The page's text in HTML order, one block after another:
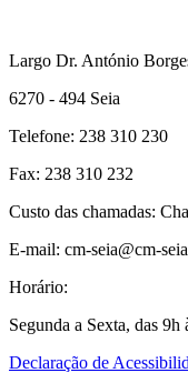
Largo Dr. António
6270 - 494 Seia
Telefone: 238 310 230
Fax: 238 310 232
Custo das chamadas:
E-mail: cm-seia@cm-
Horário:
Segunda a Sexta, das 9h
Declaração de